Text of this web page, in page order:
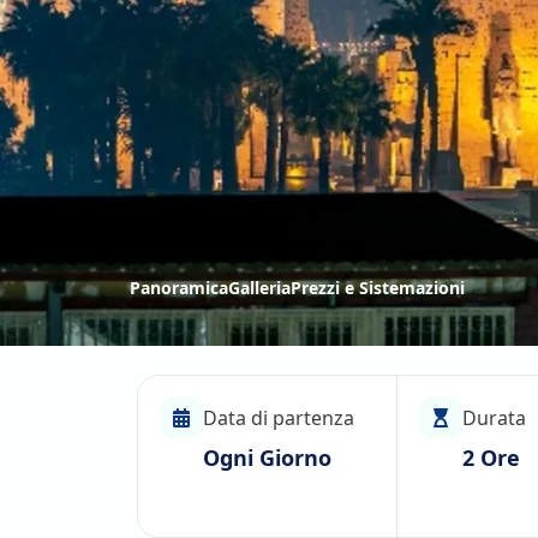
PanoramicaGalleriaPrezzi e Sistemazioni
Data di partenza
Ogni Giorno
Durata
2 Ore